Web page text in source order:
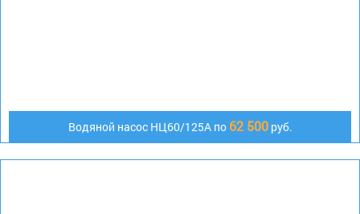
Водяной насос НЦ60/125А по 62 500руб.